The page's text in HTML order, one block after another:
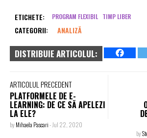
ETICHETE: PROGRAM FLEXIBIL TIMP LIBER
CATEGORII: ANALIZĂ
DISTRIBUIE ARTICOLUL:
ARTICOLUL PRECEDENT
PLATFORMELE DE E-
LEARNING: DE CE SĂ APELEZI
LA ELE?
byMihaela Pascari- Jul 22, 2020
by